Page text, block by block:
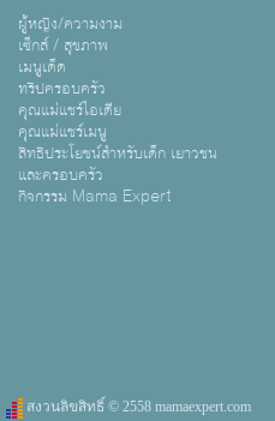
ผู้หญิง/ความงาม
เซ็กส์ / สุขภาพ
เมนูเด็ด
ทริปครอบครัว
คุณแม่แชร์ไอเดีย
คุณแม่แชร์เมนู
สิทธิประโยชน์สำหรับเด็ก เยาวชน
และครอบครัว
กิจกรรม Mama Expert
สงวนลิขสิทธิ์ © 2558 mamaexpert.com